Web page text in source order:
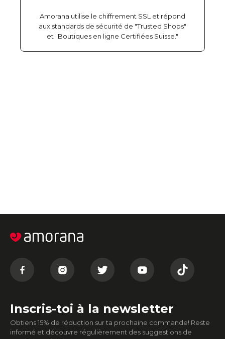
Amorana utilise le chiffrement SSL et répond
aux standards de sécurité de "Trusted Shops"
et "Boutiques en ligne Certifiées Suisse."
Inscris-toi à la newsletter
Obtiens 15% de réduction sur ta prochaine commande! Reste
informé et découvre régulièrement des suggestions de